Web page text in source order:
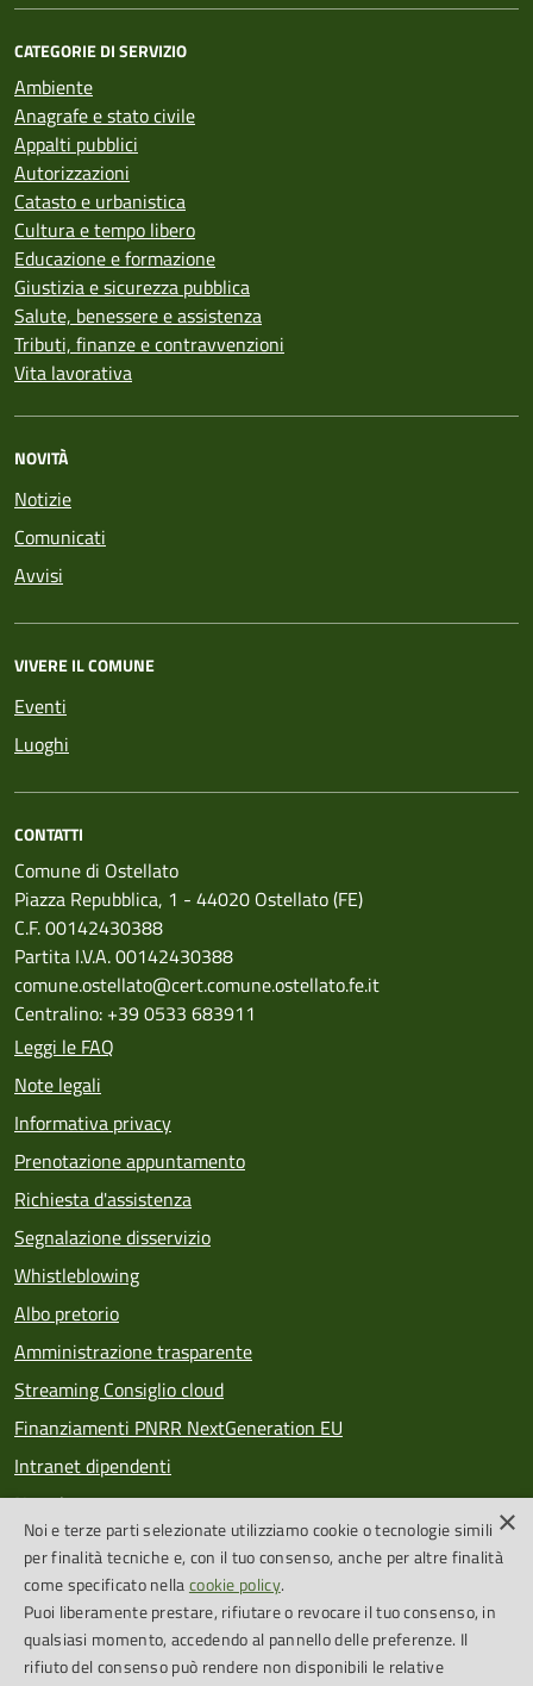
CATEGORIE DI SERVIZIO
Ambiente
Anagrafe e stato civile
Appalti pubblici
Autorizzazioni
Catasto e urbanistica
Cultura e tempo libero
Educazione e formazione
Giustizia e sicurezza pubblica
Salute, benessere e assistenza
Tributi, finanze e contravvenzioni
Vita lavorativa
NOVITÀ
Notizie
Comunicati
Avvisi
VIVERE IL COMUNE
Eventi
Luoghi
CONTATTI
Comune di Ostellato
Piazza Repubblica, 1 - 44020 Ostellato (FE)
C.F. 00142430388
Partita I.V.A. 00142430388
comune.ostellato@cert.comune.ostellato.fe.it
Centralino: +39 0533 683911
Leggi le FAQ
Note legali
Informativa privacy
Prenotazione appuntamento
Richiesta d'assistenza
Segnalazione disservizio
Whistleblowing
Albo pretorio
Amministrazione trasparente
Streaming Consiglio cloud
Finanziamenti PNRR NextGeneration EU
Intranet dipendenti
Newsletter
PagoPA
SEGUICI SU
Feed RSS
×
Noi e terze parti selezionate utilizziamo cookie o tecnologie simili
per finalità tecniche e, con il tuo consenso, anche per altre finalità
come specificato nellacookie policy.
Puoi liberamente prestare, rifiutare o revocare il tuo consenso, in
qualsiasi momento, accedendo al pannello delle preferenze. Il
rifiuto del consenso può rendere non disponibili le relative